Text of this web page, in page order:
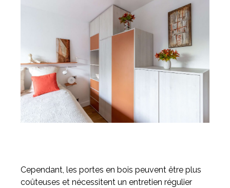
Cependant, les portes en bois peuvent être plus
coûteuses et nécessitent un entretien régulier